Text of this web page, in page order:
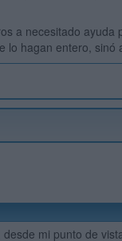
a necesitado ayuda
lo hagan entero, sinó
desde mi punto de